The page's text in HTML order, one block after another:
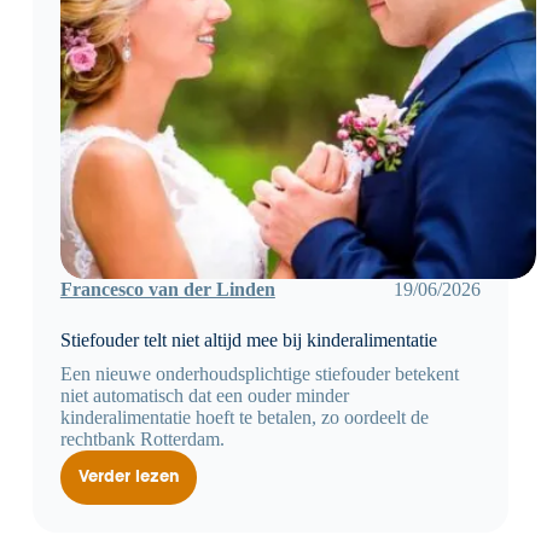
Francesco van der Linden 19/06/2026
Stiefouder telt niet altijd mee bij kinderalimentatie
Een nieuwe onderhoudsplichtige stiefouder betekent
niet automatisch dat een ouder minder
kinderalimentatie hoeft te betalen, zo oordeelt de
rechtbank Rotterdam.
Verder lezen
Stiefouder